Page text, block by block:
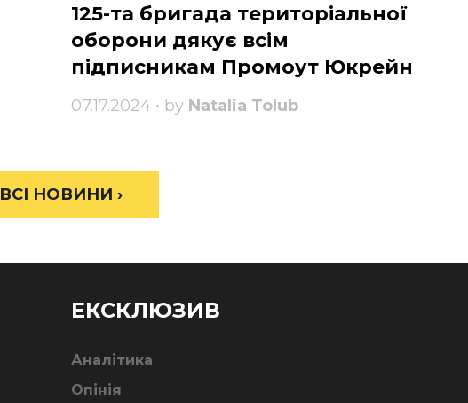
125-та бригада територіальної
оборони дякує всім
підписникам Промоут Юкрейн
07.17.2024 • by Natalia Tolub
ВСІ НОВИНИ ›
ЕКСКЛЮЗИВ
Аналітика
Опінія